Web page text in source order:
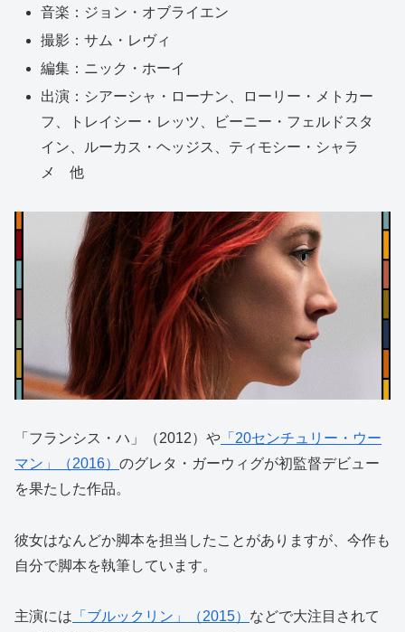
音楽：ジョン・オブライエン
撮影：サム・レヴィ
編集：ニック・ホーイ
出演：シアーシャ・ローナン、ローリー・メトカー
フ、トレイシー・レッツ、ビーニー・フェルドスタ
イン、ルーカス・ヘッジス、ティモシー・シャラ
メ 他
「フランシス・ハ」（2012）や 「20センチュリー・ウー
マン」（2016） のグレタ・ガーウィグが初監督デビュー
を果たした作品。
彼女はなんどか脚本を担当したことがありますが、今作も
自分で脚本を執筆しています。
主演には 「ブルックリン」（2015） などで大注目されて